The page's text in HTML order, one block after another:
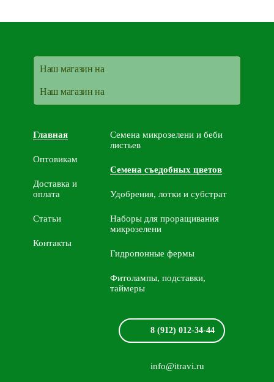
Наш магазин на
Наш магазин на
Главная
Оптовикам
Доставка и
оплата
Статьи
Контакты
Семена микрозелени и беби
листьев
Семена съедобных цветов
Удобрения, лотки и субстрат
Наборы для проращивания
микрозелени
Гидропонные фермы
Фитолампы, подставки,
таймеры
8 (912) 012-34-44
info@itravi.ru